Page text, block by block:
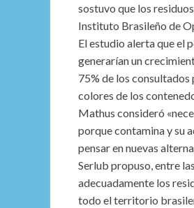
sostuvo que los
Instituto Brasileño de
El estudio alerta que el
generarían un
75% de los
colores de los
Mathus consideró
porque contamina y su
pensar en nuevas
Serlub propuso, entre
adecuadamente los
todo el territorio